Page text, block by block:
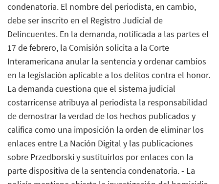
condenatoria. El nombre del periodista, en cambio,
debe ser inscrito en el Registro Judicial de
Delincuentes. En la demanda, notificada a las partes el
17 de febrero, la Comisión solicita a la Corte
Interamericana anular la sentencia y ordenar cambios
en la legislación aplicable a los delitos contra el honor.
La demanda cuestiona que el sistema judicial
costarricense atribuya al periodista la responsabilidad
de demostrar la verdad de los hechos publicados y
califica como una imposición la orden de eliminar los
enlaces entre La Nación Digital y las publicaciones
sobre Przedborski y sustituirlos por enlaces con la
parte dispositiva de la sentencia condenatoria. - La